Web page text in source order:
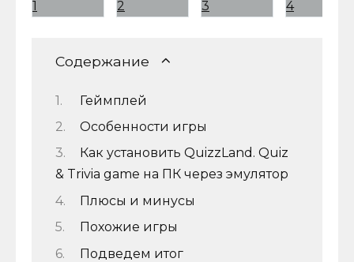
Содержание
Геймплей
Особенности игры
Как установить QuizzLand. Quiz
& Trivia game на ПК через эмулятор
Плюсы и минусы
Похожие игры
Подведем итог